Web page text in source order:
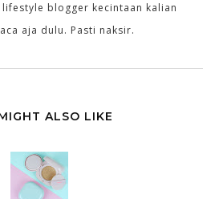
lifestyle blogger kecintaan kalian
aja dulu. Pasti naksir.
ALSO LIKE